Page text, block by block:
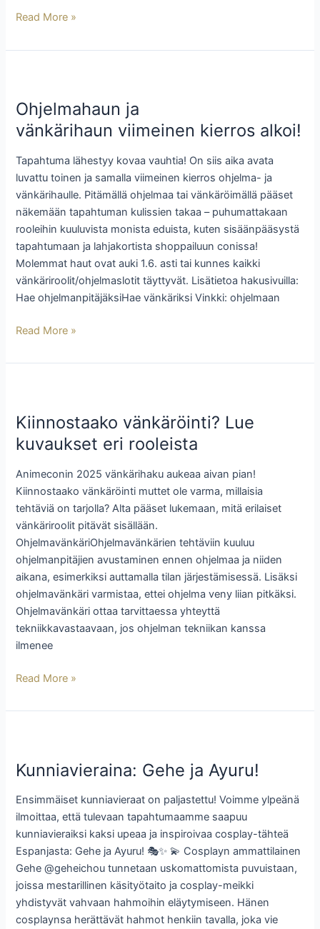
Read More »
Ohjelmahaun ja
vänkärihaun viimeinen kierros alkoi!
Tapahtuma lähestyy kovaa vauhtia! On siis aika avata
luvattu toinen ja samalla viimeinen kierros ohjelma- ja
vänkärihaulle. Pitämällä ohjelmaa tai vänkäröimällä pääset
näkemään tapahtuman kulissien takaa – puhumattakaan
rooleihin kuuluvista monista eduista, kuten sisäänpääsystä
tapahtumaan ja lahjakortista shoppailuun conissa!
Molemmat haut ovat auki 1.6. asti tai kunnes kaikki
vänkäriroolit/ohjelmaslotit täyttyvät. Lisätietoa hakusivuilla:
Hae ohjelmanpitäjäksiHae vänkäriksi Vinkki: ohjelmaan
vänkärihaun viimeinen
kierros
Read More »
Kiinnostaako vänkäröinti? Lue
kuvaukset eri rooleista
Animeconin 2025 vänkärihaku aukeaa aivan pian!
Kiinnostaako vänkäröinti muttet ole varma, millaisia
tehtäviä on tarjolla? Alta pääset lukemaan, mitä erilaiset
vänkäriroolit pitävät sisällään.
OhjelmavänkäriOhjelmavänkärien tehtäviin kuuluu
ohjelmanpitäjien avustaminen ennen ohjelmaa ja niiden
aikana, esimerkiksi auttamalla tilan järjestämisessä. Lisäksi
ohjelmavänkäri varmistaa, ettei ohjelma veny liian pitkäksi.
Ohjelmavänkäri ottaa tarvittaessa yhteyttä
tekniikkavastaavaan, jos ohjelman tekniikan kanssa
ilmenee
Lue
kuvaukset
rooleista
Read More »
Kunniavieraina: Gehe ja Ayuru!
Ensimmäiset kunniavieraat on paljastettu! Voimme ylpeänä
ilmoittaa, että tulevaan tapahtumaamme saapuu
kunniavieraiksi kaksi upeaa ja inspiroivaa cosplay-tähteä
Espanjasta: Gehe ja Ayuru! 🎭✨ 💫 Cosplayn ammattilainen
Gehe @geheichou tunnetaan uskomattomista puvuistaan,
joissa mestarillinen käsityötaito ja cosplay-meikki
yhdistyvät vahvaan hahmoihin eläytymiseen. Hänen
cosplaynsa herättävät hahmot henkiin tavalla, joka vie
ja